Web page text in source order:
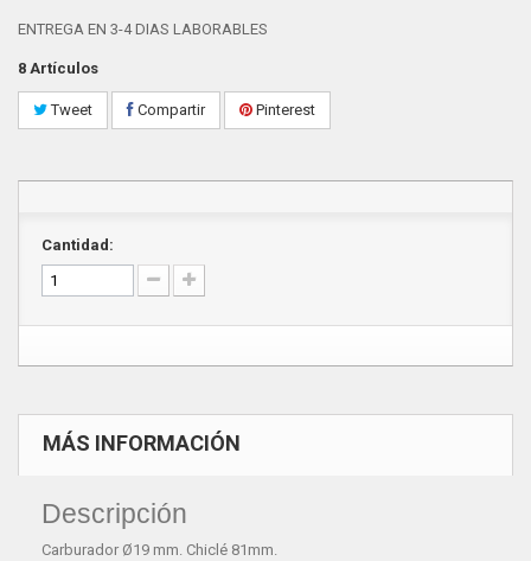
ENTREGA EN 3-4 DIAS LABORABLES
8 Artículos
Tweet Compartir Pinterest
Cantidad:
MÁS INFORMACIÓN
Descripción
Carburador Ø19 mm. Chiclé 81mm.